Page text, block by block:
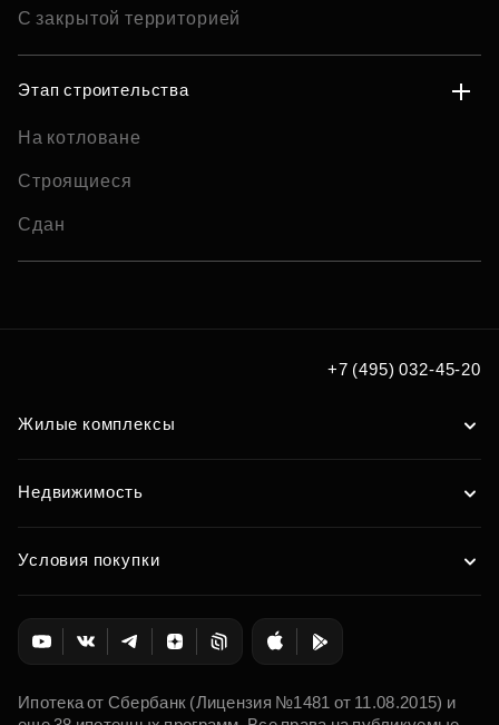
С закрытой территорией
Этап строительства
На котловане
Строящиеся
Сдан
+7 (495) 032-45-20
Жилые комплексы
Недвижимость
Условия покупки
Ипотека от Сбербанк (Лицензия №1481 от 11.08.2015) и